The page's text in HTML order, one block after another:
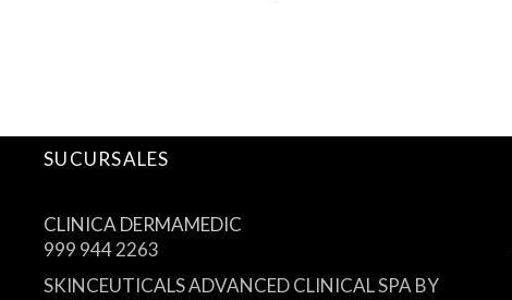
SUCURSALES
CLINICA DERMAMEDIC
999 944 2263
SKINCEUTICALS ADVANCED CLINICAL SPA BY